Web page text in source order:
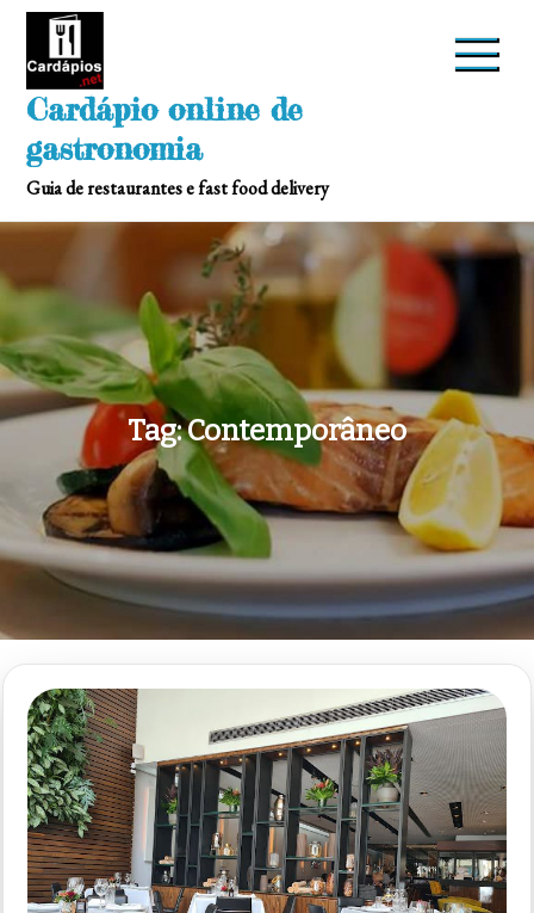
Skip
Cardápio online de
gastronomia
Guia de restaurantes e fast food delivery
Tag:Contemporâneo